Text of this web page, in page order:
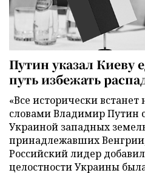
Путин указал Киеву
путь избежать
«Все исторически
словами Владимир Путин
Украиной западных
принадлежавших
Российский лидер
целостности Украины